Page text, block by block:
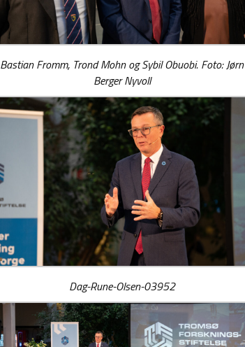
Bastian Fromm, Trond Mohn og Sybil Obuobi. Foto: Jørn
Berger Nyvoll
Dag-Rune-Olsen-03952